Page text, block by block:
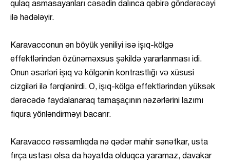
qulaq asmasayanları cəsədin dalınca qəbirə göndərəcəyi
ilə hədələyir.
Karavacconun ən böyük yeniliyi isə işıq-kölgə
effektlərindən özünəməxsus şəkildə yararlanması idi.
Onun əsərləri işıq və kölgənin kontrastlığı və xüsusi
cizgiləri ilə fərqlənirdi. O, işıq-kölgə effektlərindən yüksək
dərəcədə faydalanaraq tamaşaçının nəzərlərini lazımı
fiqura yönləndirməyi bacarır.
Karavacco rəssamlıqda nə qədər mahir sənətkar, usta
fırça ustası olsa da həyatda olduqca yaramaz, davakar